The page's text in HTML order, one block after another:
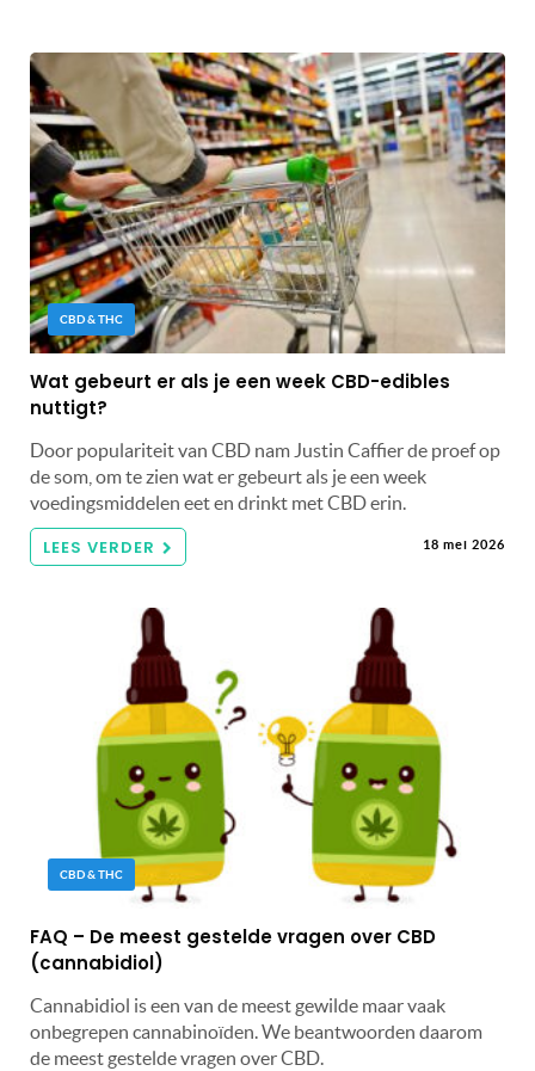
CBD & THC
Wat gebeurt er als je een week CBD-edibles
nuttigt?
Door populariteit van CBD nam Justin Caffier de proef op
de som, om te zien wat er gebeurt als je een week
voedingsmiddelen eet en drinkt met CBD erin.
LEES VERDER 18 mei 2026
CBD & THC
FAQ – De meest gestelde vragen over CBD
(cannabidiol)
Cannabidiol is een van de meest gewilde maar vaak
onbegrepen cannabinoïden. We beantwoorden daarom
de meest gestelde vragen over CBD.